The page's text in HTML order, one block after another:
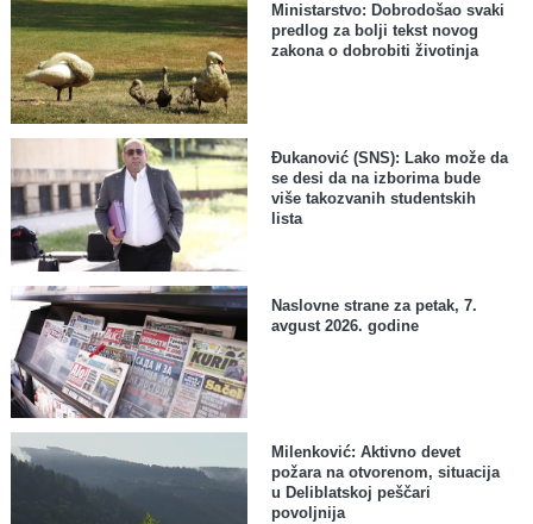
Ministarstvo: Dobrodošao svaki
predlog za bolji tekst novog
zakona o dobrobiti životinja
Đukanović (SNS): Lako može da
se desi da na izborima bude
više takozvanih studentskih
lista
Naslovne strane za petak, 7.
avgust 2026. godine
Milenković: Aktivno devet
požara na otvorenom, situacija
u Deliblatskoj peščari
povoljnija